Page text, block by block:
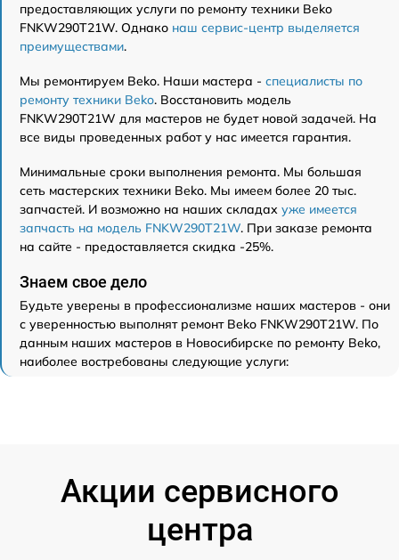
предоставляющих услуги по ремонту техники Beko
FNKW290T21W. Однако наш сервис-центр выделяется
преимуществами.
Мы ремонтируем Beko. Наши мастера - специалисты по
ремонту техники Beko. Восстановить модель
FNKW290T21W для мастеров не будет новой задачей. На
все виды проведенных работ у нас имеется гарантия.
Минимальные сроки выполнения ремонта. Мы большая
сеть мастерских техники Beko. Мы имеем более 20 тыс.
запчастей. И возможно на наших складах уже имеется
запчасть на модель FNKW290T21W. При заказе ремонта
на сайте - предоставляется скидка -25%.
Знаем свое дело
Будьте уверены в профессионализме наших мастеров - они
с уверенностью выполнят ремонт Beko FNKW290T21W. По
данным наших мастеров в Новосибирске по ремонту Beko,
наиболее востребованы следующие услуги:
Акции сервисного
центра